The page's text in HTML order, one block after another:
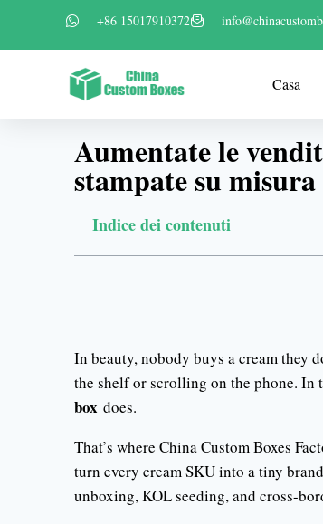
+86 15017910372
Casa
Aumentate le
stampate su misura
Indice dei contenuti
In beauty, nobody buys a cream they
the shelf or scrolling on the phone. In
box does.
That’s where China Custom Boxes
turn every cream SKU into a tiny
unboxing, KOL seeding, and cross-